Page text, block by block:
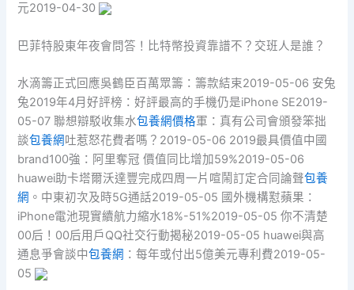
元2019-04-30
巴菲特股東年夜會問答！比特幣投資靠譜不？交班人是誰？
水滴籌正式回應吳鶴臣百萬眾籌：籌款結束2019-05-06 安兔
兔2019年4月好評榜：好評最高的手機仍是iPhone SE2019-
05-07 聯想辯駁收集水包養網價格軍：真有公司會頒發笨拙
談包養網吐惹怒花費者嗎？2019-05-06 2019最具價值中國
brand100強：阿里奪冠 價值同比增加59%2019-05-06
huawei助卡塔爾沃達豐完成四周一片喧鬧訂定合同論聲包養
網 。中東初次及時5G通話2019-05-05 國外機構懟蘋果：
iPhone電池現實續航力縮水18%-51%2019-05-05 你不清楚
00后！00后用戶QQ社交行動揭秘2019-05-05 huawei與高
通息爭會談中包養網 ：每年或付出5億美元專利費2019-05-
05